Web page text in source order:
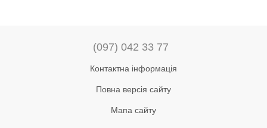
(097) 042 33 77
Контактна інформація
Повна версія сайту
Мапа сайту